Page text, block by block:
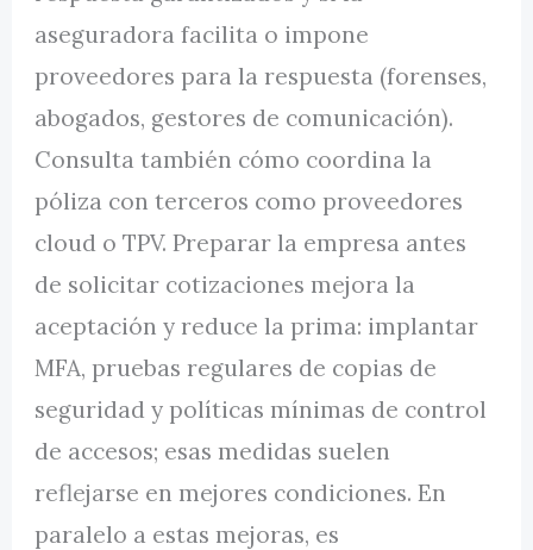
aseguradora facilita o impone
proveedores para la respuesta (forenses,
abogados, gestores de comunicación).
Consulta también cómo coordina la
póliza con terceros como proveedores
cloud o TPV. Preparar la empresa antes
de solicitar cotizaciones mejora la
aceptación y reduce la prima: implantar
MFA, pruebas regulares de copias de
seguridad y políticas mínimas de control
de accesos; esas medidas suelen
reflejarse en mejores condiciones. En
paralelo a estas mejoras, es